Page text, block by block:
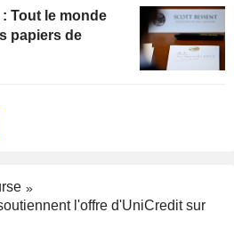
Tout le monde
papiers de
l'offre d'UniCredit sur